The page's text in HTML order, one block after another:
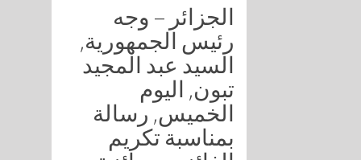
الجزائر – وجه
رئيس الجمهورية,
السيد عبد المجيد
تبون, اليوم
الخميس, رسالة
بمناسبة تكريم